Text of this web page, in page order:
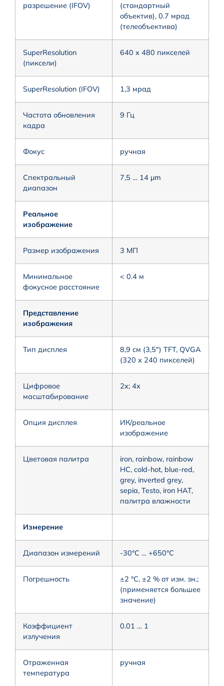
разрешение (IFOV)
(стандартный
объектив), 0.7 мрад
(телеобъектива)
SuperResolution
(пиксели)
640 x 480 пикселей
SuperResolution (IFOV) 1,3 мрад
Частота обновления
кадра
9 Гц
Фокус ручная
Спектральный
диапазон
7,5 … 14 µm
Реальное
изображение
Размер изображения 3 МП
Минимальное
фокусное расстояние
< 0.4 м
Представление
изображения
Тип дисплея
8,9 см (3,5″) TFT, QVGA
(320 x 240 пикселей)
Цифровое
масштабирование
2x; 4x
Опция дисплея
ИК/реальное
изображение
Цветовая палитра
iron, rainbow, rainbow
HC, cold-hot, blue-red,
grey, inverted grey,
sepia, Testo, iron HAT,
палитра влажности
Измерение
Диапазон измерений -30°C … +650°C
Погрешность
±2 °C, ±2 % от изм. зн.;
(применяется большее
значение)
Коэффициент
излучения
0.01 … 1
Отраженная
температура
ручная